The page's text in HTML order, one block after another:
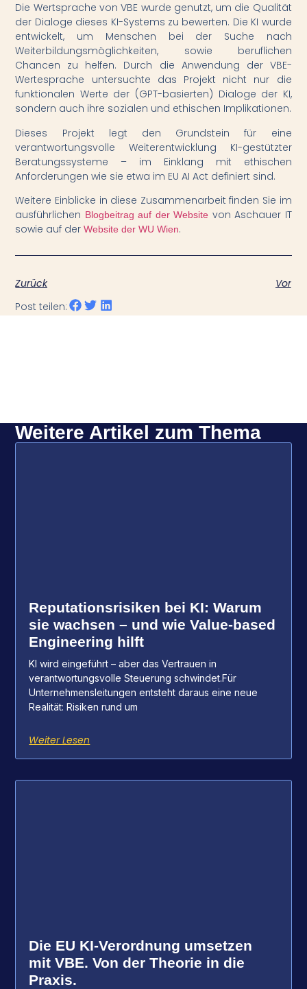
Die Wertsprache von VBE wurde genutzt, um die Qualität
der Dialoge dieses KI-Systems zu bewerten. Die KI wurde
entwickelt, um Menschen bei der Suche nach
Weiterbildungsmöglichkeiten, sowie beruflichen
Chancen zu helfen. Durch die Anwendung der VBE-
Wertesprache untersuchte das Projekt nicht nur die
funktionalen Werte der (GPT-basierten) Dialoge der KI,
sondern auch ihre sozialen und ethischen Implikationen.
Dieses Projekt legt den Grundstein für eine
verantwortungsvolle Weiterentwicklung KI-gestützter
Beratungssysteme – im Einklang mit ethischen
Anforderungen wie sie etwa im EU AI Act definiert sind.
Weitere Einblicke in diese Zusammenarbeit finden Sie im
ausführlichen Blogbeitrag auf der Website von Aschauer IT
sowie auf derWebsite der WU Wien.
Zurück
Vor
Post teilen:
Weitere Artikel zum Thema
Reputationsrisiken bei KI: Warum
sie wachsen – und wie Value-based
Engineering hilft
KI wird eingeführt – aber das Vertrauen in
verantwortungsvolle Steuerung schwindet.Für
Unternehmensleitungen entsteht daraus eine neue
Realität: Risiken rund um
Weiter Lesen
Die EU KI-Verordnung umsetzen
mit VBE. Von der Theorie in die
Praxis.